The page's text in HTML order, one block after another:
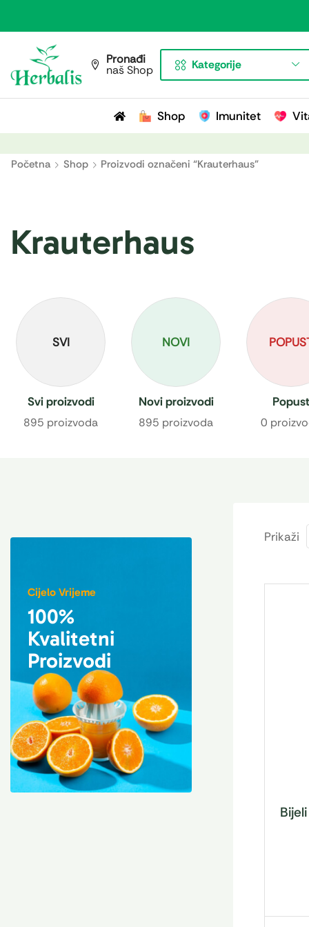
Pronađi
naš Shop Kategorije
Shop Imunitet
Početna Shop Proizvodi označeni “Krauterhaus”
Krauterhaus
SVI
Svi proizvodi
895 proizvoda
NOVI
Novi proizvodi
895 proizvoda
Popust
0
Cijelo Vrijeme
100%
Kvalitetni
Proizvodi
Prikaži